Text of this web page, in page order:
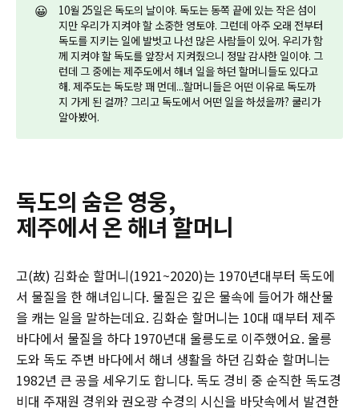
😀
10월 25일은 독도의 날이야. 독도는 동쪽 끝에 있는 작은 섬이
지만 우리가 지켜야 할 소중한 영토야. 그런데 아주 오래 전부터
독도를 지키는 일에 발벗고 나선 많은 사람들이 있어. 우리가 함
께 지켜야 할 독도를 앞장서 지켜줬으니 정말 감사한 일이야. 그
런데 그 중에는 제주도에서 해녀 일을 하던 할머니들도 있다고
해. 제주도는 독도랑 꽤 먼데...할머니들은 어떤 이유로 독도까
지 가게 된 걸까? 그리고 독도에서 어떤 일을 하셨을까? 쿨리가
알아봤어.
독도의 숨은 영웅,
제주에서 온 해녀 할머니
고(故) 김화순 할머니(1921~2020)는 1970년대부터 독도에
서 물질을 한 해녀입니다. 물질은 깊은 물속에 들어가 해산물
을 캐는 일을 말하는데요. 김화순 할머니는 10대 때부터 제주
바다에서 물질을 하다 1970년대 울릉도로 이주했어요. 울릉
도와 독도 주변 바다에서 해녀 생활을 하던 김화순 할머니는
1982년 큰 공을 세우기도 합니다. 독도 경비 중 순직한 독도경
비대 주재원 경위와 권오광 수경의 시신을 바닷속에서 발견한